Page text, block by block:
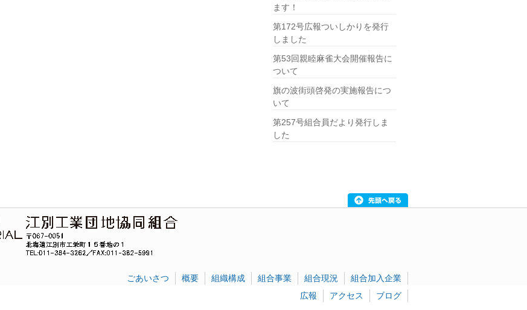
ます！
第172号広報ついしかりを発行
しました
第53回親睦麻雀大会開催報告に
ついて
旗の波街頭啓発の実施報告につ
いて
第257号組合員だより発行しま
した
ごあいさつ 概要 組織構成 組合事業 組合現況
組合加入企業
広報
アクセス ブログ